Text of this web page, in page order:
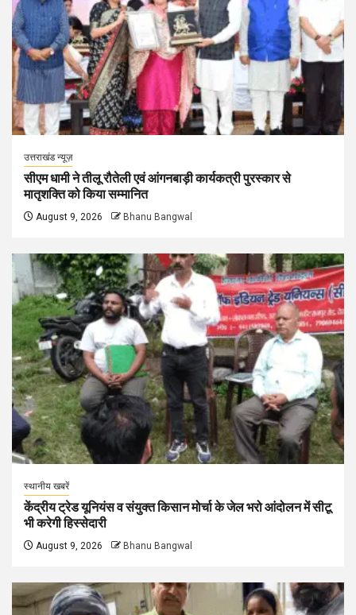
उत्तराखंड न्यूज़
सीएम धामी ने तीलू रौतेली एवं आंगनबाड़ी कार्यकत्री पुरस्कार से
मातृशक्ति को किया सम्मानित
August 9, 2026 Bhanu Bangwal
स्थानीय खबरें
केंद्रीय ट्रेड यूनियंस व संयुक्त किसान मोर्चा के जेल भरो आंदोलन में सीटू
भी करेगी हिस्सेदारी
August 9, 2026 Bhanu Bangwal